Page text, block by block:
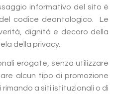
informativo del sito è
codice deontologico. Le
dignità e decoro della
della privacy.
erogate, senza utilizzare
alcun tipo di promozione
a siti istituzionali o di